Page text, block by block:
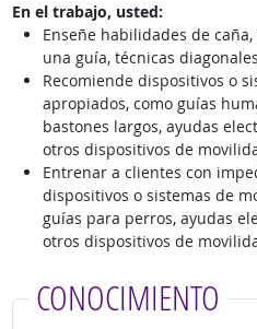
En el trabajo, usted:
Enseñe habilidades de
una guía, técnicas
Recomiende dispositivos o
apropiados, como guías
bastones largos, ayudas
otros dispositivos de
Entrenar a clientes con
dispositivos o sistemas de
guías para perros, ayudas
otros dispositivos de
CONOCIMIENTO